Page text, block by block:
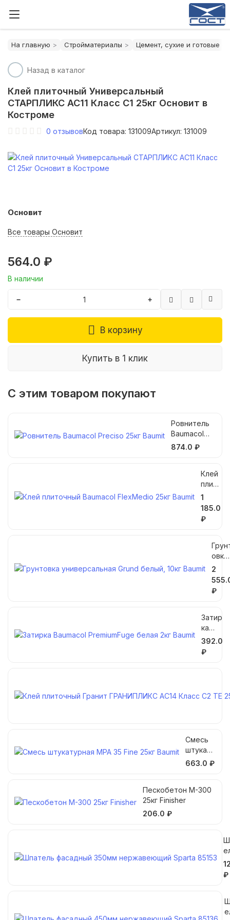
На главную Стройматериалы Цемент, сухие и готовые
Назад в каталог
Клей плиточный Универсальный
СТАРПЛИКС АС11 Класс С1 25кг Основит в
Костроме
0 отзывовКод товара: 131009Артикул: 131009
Основит
Все товары Основит
564.0 ₽
В наличии
− +
В корзину
Купить в 1 клик
С этим товаром покупают
Ровнитель
Baumacol
Preciso 25кг
874.0 ₽
Клей
плит
очны
й
Baum
Medi
25кг
Baumi
1
185.0
₽
овка
ная
й,
10кг
2
₽
Затир
ка
Baum
acol
2кг
392.0
₽
Смесь
штукату
рная
25кг
Baumit
663.0 ₽
Пескобетон М-300
25кг Finisher
206.0 ₽
₽